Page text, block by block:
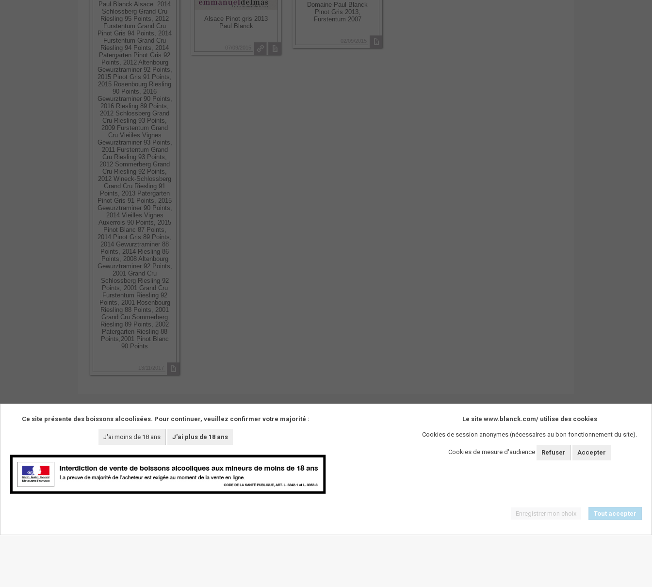
Paul Blanck Alsace. 2014
Schlossberg Grand Cru
Riesling 95 Points, 2012
Furstentum Grand Cru
Pinot Gris 94 Points, 2014
Furstentum Grand Cru
Riesling 94 Points, 2014
Patergarten Pinot Gris 92
Points, 2012 Altenbourg
Gewurztraminer 92 Points,
2015 Pinot Gris 91 Points,
2015 Rosenbourg Riesling
90 Points, 2016
Gewurztraminer 90 Points,
2016 Riesling 89 Points,
2012 Schlossberg Grand
Cru Riesling 93 Points,
2009 Furstentum Grand
Cru Vieiiles Vignes
Gewurztraminer 93 Points,
2011 Furstentum Grand
Cru Riesling 93 Points,
2012 Sommerberg Grand
Cru Riesling 92 Points,
2012 Wineck-Schlossberg
Grand Cru Riesling 91
Points, 2013 Patergarten
Pinot Gris 91 Points, 2015
Gewurztraminer 90 Points,
2014 Vieilles Vignes
Auxerrois 90 Points, 2015
Pinot Blanc 87 Points,
2014 Pinot Gris 89 Points,
2014 Gewurztraminer 88
Points, 2014 Riesling 86
Points, 2008 Altenbourg
Gewurztraminer 92 Points,
2001 Grand Cru
Schlossberg Riesling 92
Points, 2001 Grand Cru
Furstentum Riesling 92
Points, 2001 Rosenbourg
Riesling 88 Points, 2001
Grand Cru Sommerberg
Riesling 89 Points, 2002
Patergarten Riesling 88
Points,2001 Pinot Blanc
90 Points
13/11/2017
Alsace Pinot gris 2013
Paul Blanck
07/09/2015
Domaine Paul Blanck
Pinot Gris 2013;
Furstentum 2007
02/09/2015
Ce site présente des boissons alcoolisées. Pour continuer, veuillez confirmer votre majorité :
J'ai moins de 18 ans J'ai plus de 18 ans
Le site www.blanck.com/ utilise des cookies
Cookies de session anonymes (nécessaires au bon fonctionnement du site).
Cookies de mesure d'audience Refuser Accepter
Enregistrer mon choix Tout accepter